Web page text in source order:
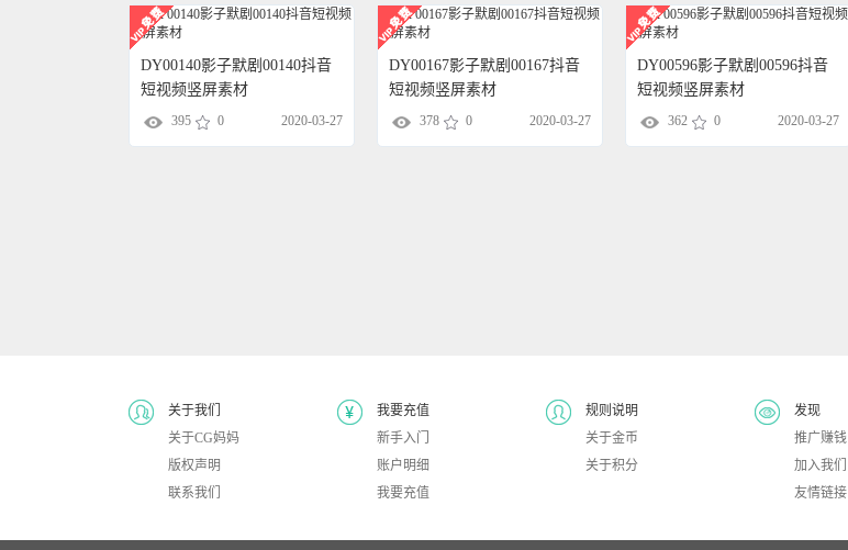
DY00140影子默剧00140抖音
短视频竖屏素材
395 0 2020-03-27
DY00167影子默剧00167抖音
短视频竖屏素材
378 0 2020-03-27
DY00596影子默剧00596抖音
短视频竖屏素材
362 0 2020-03-27
关于我们
关于CG妈妈
版权声明
联系我们
我要充值
新手入门
账户明细
我要充值
规则说明
关于金币
关于积分
发现
推广赚钱
加入我们
友情链接